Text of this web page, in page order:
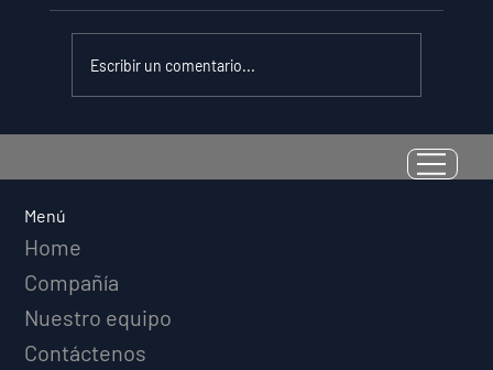
La Resiliencia como Habilidad
Medible: Por Qué el Cociente de
Escribir un comentario...
Menú
Home
Compañía
Nuestro equipo
Contáctenos